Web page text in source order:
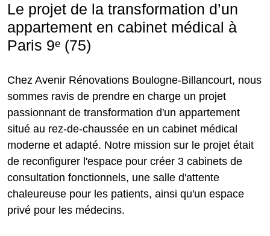
Le projet de la transformation d’un
appartement en cabinet médical à
Paris 9ᵉ (75)
Chez Avenir Rénovations Boulogne-Billancourt, nous
sommes ravis de prendre en charge un projet
passionnant de transformation d'un appartement
situé au rez-de-chaussée en un cabinet médical
moderne et adapté. Notre mission sur le projet était
de reconfigurer l'espace pour créer 3 cabinets de
consultation fonctionnels, une salle d'attente
chaleureuse pour les patients, ainsi qu'un espace
privé pour les médecins.